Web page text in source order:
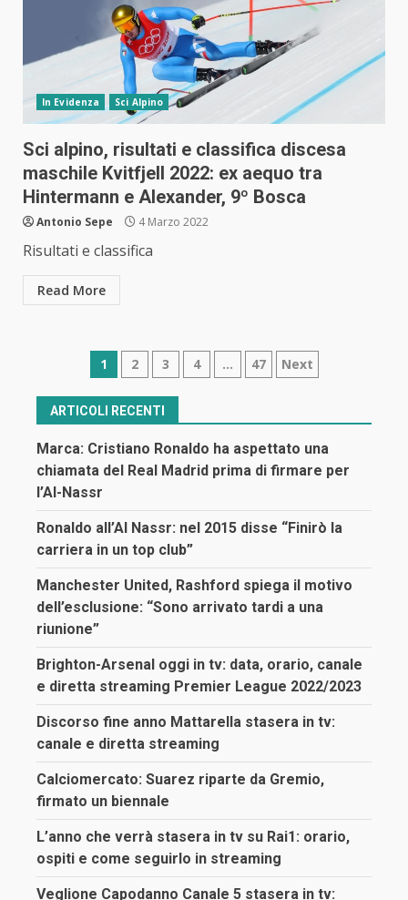
In Evidenza Sci Alpino
Sci alpino, risultati e classifica discesa
maschile Kvitfjell 2022: ex aequo tra
Hintermann e Alexander, 9º Bosca
Antonio Sepe 4 Marzo 2022
Risultati e classifica
Read More
Navigazione
articoli
1 2 3 4 … 47 Next
ARTICOLI RECENTI
Marca: Cristiano Ronaldo ha aspettato una
chiamata del Real Madrid prima di firmare per
l’Al-Nassr
Ronaldo all’Al Nassr: nel 2015 disse “Finirò la
carriera in un top club”
Manchester United, Rashford spiega il motivo
dell’esclusione: “Sono arrivato tardi a una
riunione”
Brighton-Arsenal oggi in tv: data, orario, canale
e diretta streaming Premier League 2022/2023
Discorso fine anno Mattarella stasera in tv:
canale e diretta streaming
Calciomercato: Suarez riparte da Gremio,
firmato un biennale
L’anno che verrà stasera in tv su Rai1: orario,
ospiti e come seguirlo in streaming
Veglione Capodanno Canale 5 stasera in tv: